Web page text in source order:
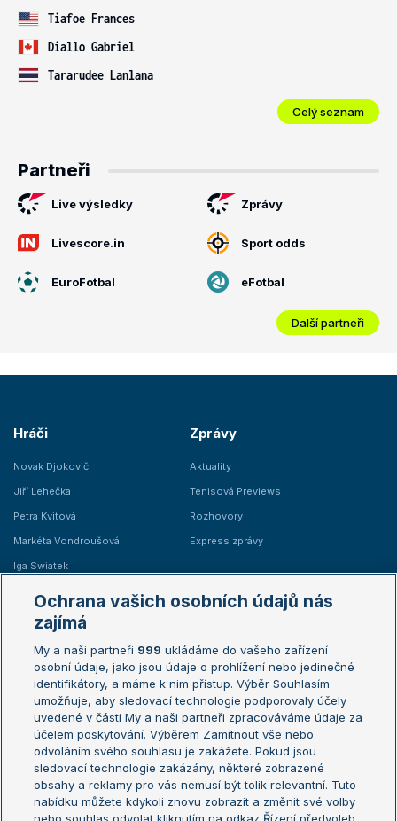
Tiafoe Frances
Diallo Gabriel
Tararudee Lanlana
Celý seznam
Partneři
Live výsledky Zprávy
Livescore.in Sport odds
EuroFotbal eFotbal
Další partneři
Hráči
Novak Djokovič
Jiří Lehečka
Petra Kvitová
Markéta Vondroušová
Iga Swiatek
Zprávy
Aktuality
Tenisová Previews
Rozhovory
Express zprávy
Žebříčky
Žebříček ATP (muži)
Žebříček WTA (ženy)
Sázkařský žebříček
Australian Open
French Open
Wimbledon
US Open
Turnaj mistrů
Turnaj mistryň
Aktualní trendy
Ochrana vašich osobních údajů nás
zajímá
My a naši partneři 999 ukládáme do vašeho zařízení
osobní údaje, jako jsou údaje o prohlížení nebo jedinečné
identifikátory, a máme k nim přístup. Výběr Souhlasím
umožňuje, aby sledovací technologie podporovaly účely
uvedené v části My a naši partneři zpracováváme údaje za
účelem poskytování. Výběrem Zamítnout vše nebo
odvoláním svého souhlasu je zakážete. Pokud jsou
sledovací technologie zakázány, některé zobrazené
obsahy a reklamy pro vás nemusí být tolik relevantní. Tuto
nabídku můžete kdykoli znovu zobrazit a změnit své volby